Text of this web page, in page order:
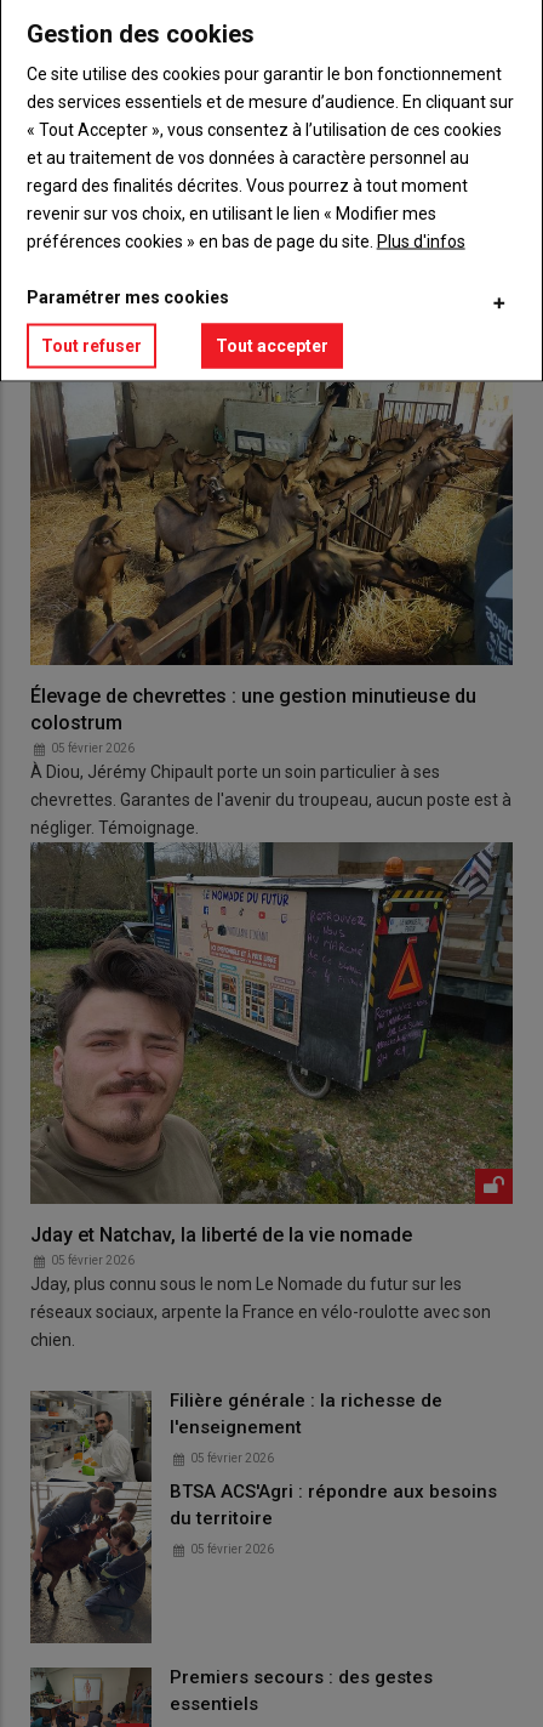
BodyChoisissez votre formule et créez votre
compte pour accéder à tout {nom-site}.
Lien Créez un compte
VOUS AIMEREZ AUSSI
Élevage de chevrettes : une gestion minutieuse du
colostrum
05 février 2026
À Diou, Jérémy Chipault porte un soin particulier à ses
chevrettes. Garantes de l'avenir du troupeau, aucun poste est à
négliger. Témoignage.
Jday et Natchav, la liberté de la vie nomade
05 février 2026
Jday, plus connu sous le nom Le Nomade du futur sur les
réseaux sociaux, arpente la France en vélo-roulotte avec son
chien.
Filière générale : la richesse de
l'enseignement
05 février 2026
BTSA ACS'Agri : répondre aux besoins
du territoire
05 février 2026
Premiers secours : des gestes
essentiels
Gestion des cookies
Ce site utilise des cookies pour garantir le bon fonctionnement
des services essentiels et de mesure d’audience. En cliquant sur
« Tout Accepter », vous consentez à l’utilisation de ces cookies
et au traitement de vos données à caractère personnel au
regard des finalités décrites. Vous pourrez à tout moment
revenir sur vos choix, en utilisant le lien « Modifier mes
préférences cookies » en bas de page du site. Plus d'infos
Paramétrer mes cookies
Tout refuser Tout accepter